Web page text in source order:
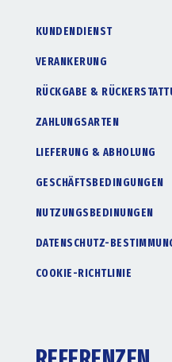
KUNDENDIENST
VERANKERUNG
RÜCKGABE &
ZAHLUNGSARTEN
LIEFERUNG & ABHOLUNG
GESCHÄFTSBEDINGUNGEN
NUTZUNGSBEDINUNGEN
DATENSCHUTZ-
COOKIE-RICHTLINIE